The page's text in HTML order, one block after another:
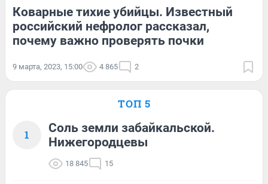
Коварные тихие убийцы. Известный
российский нефролог рассказал,
почему важно проверять почки
9 марта, 2023, 15:00 4 865 2
ТОП 5
1
Соль земли забайкальской.
Нижегородцевы
18 845 15